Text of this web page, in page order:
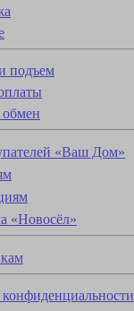
подъем
обмен
«Ваш Дом»
«Новосёл»